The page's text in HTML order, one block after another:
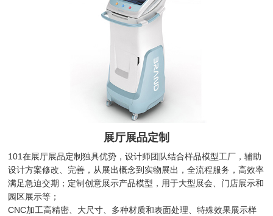
展厅展品定制
101在展厅展品定制独具优势，设计师团队结合样品模型工厂，辅助
设计方案修改、完善，从展出概念到实物展出，全流程服务，高效率
满足急迫交期；定制创意展示产品模型，用于大型展会、门店展示和
园区展示等；
CNC加工高精密、大尺寸、多种材质和表面处理、特殊效果展示样